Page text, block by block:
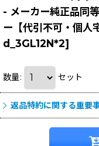
- メーカー純正品同
ー【代引不可・個人
d_3GL12N*2]
数量: セット
返品特約に関する重要